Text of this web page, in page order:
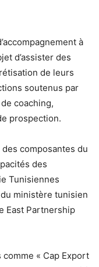
à
d’assister des
de leurs
soutenus par
coaching,
prospection.
des composantes du
des
Tunisiennes
ministère tunisien
East Partnership
comme « Cap Export